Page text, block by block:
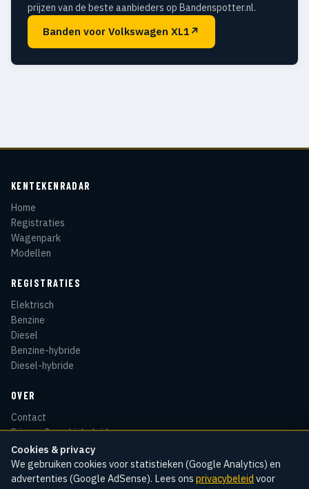
Cookies & privacy
We gebruiken cookies voor statistieken (Google Analytics) en
advertenties (Google AdSense). Lees ons privacybeleid voor
prijzen van de beste aanbieders op Bandenspotter.nl.
Banden voor Volkswagen XL1 ↗
KENTEKENRADAR
Home
Registraties
Wagenpark
Modellen
REGISTRATIES
Elektrisch
Benzine
Diesel
Benzine-hybride
Diesel-hybride
OVER
Contact
Privacy & cookiebeleid
Disclaimer
Sitemap